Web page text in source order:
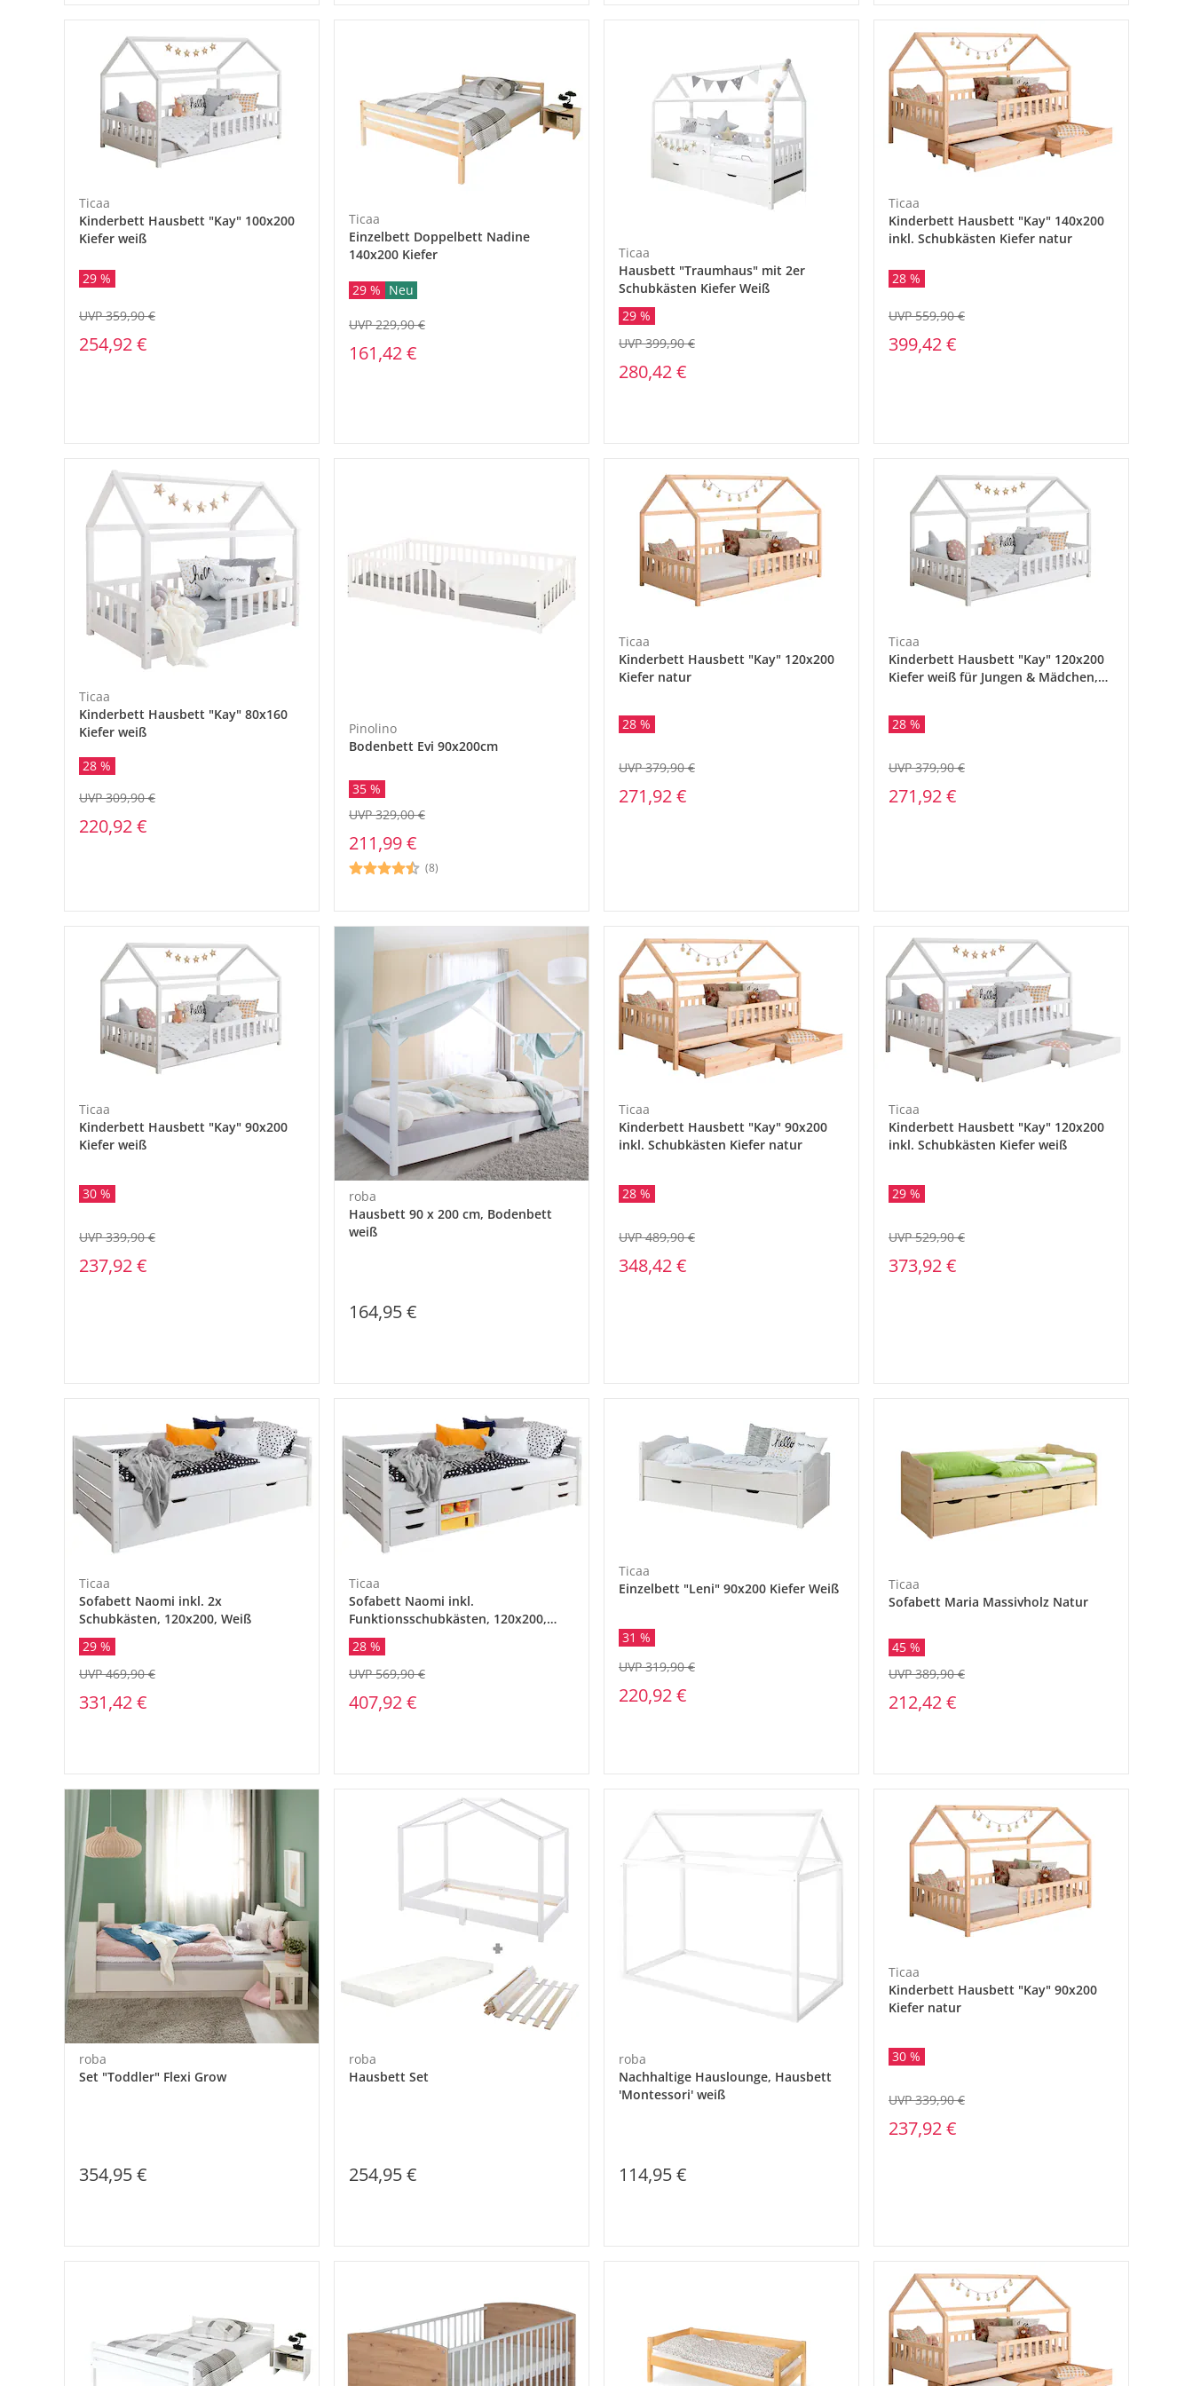
Ticaa
Kinderbett Hausbett "Kay" 100x200
Kiefer weiß
29 %
254,92 €
UVP 359,90 €
Ticaa
Einzelbett Doppelbett Nadine
140x200 Kiefer
29 % Neu
161,42 €
UVP 229,90 €
Ticaa
Hausbett "Traumhaus" mit 2er
Schubkästen Kiefer Weiß
29 %
280,42 €
UVP 399,90 €
Ticaa
Kinderbett Hausbett "Kay" 140x200
inkl. Schubkästen Kiefer natur
28 %
399,42 €
UVP 559,90 €
Ticaa
Kinderbett Hausbett "Kay" 80x160
Kiefer weiß
28 %
220,92 €
UVP 309,90 €
Pinolino
Bodenbett Evi 90x200cm
35 %
211,99 €
UVP 329,00 €
(8)
Ticaa
Kinderbett Hausbett "Kay" 120x200
Kiefer natur
28 %
271,92 €
UVP 379,90 €
Ticaa
Kinderbett Hausbett "Kay" 120x200
Kiefer weiß für Jungen & Mädchen,
variabel, Montessori Bett weiß aus
Kiefer Massivholz
28 %
271,92 €
UVP 379,90 €
Ticaa
Kinderbett Hausbett "Kay" 90x200
Kiefer weiß
30 %
237,92 €
UVP 339,90 €
roba
Hausbett 90 x 200 cm, Bodenbett
weiß
164,95 €
Ticaa
Kinderbett Hausbett "Kay" 90x200
inkl. Schubkästen Kiefer natur
28 %
348,42 €
UVP 489,90 €
Ticaa
Kinderbett Hausbett "Kay" 120x200
inkl. Schubkästen Kiefer weiß
29 %
373,92 €
UVP 529,90 €
Ticaa
Sofabett Naomi inkl. 2x
Schubkästen, 120x200, Weiß
29 %
331,42 €
UVP 469,90 €
Ticaa
Sofabett Naomi inkl.
Funktionsschubkästen, 120x200,
Weiß
28 %
407,92 €
UVP 569,90 €
Ticaa
Einzelbett "Leni" 90x200 Kiefer Weiß
31 %
220,92 €
UVP 319,90 €
Ticaa
Sofabett Maria Massivholz Natur
45 %
212,42 €
UVP 389,90 €
roba
Set "Toddler" Flexi Grow
354,95 €
roba
Hausbett Set
254,95 €
roba
Nachhaltige Hauslounge, Hausbett
'Montessori' weiß
114,95 €
Ticaa
Kinderbett Hausbett "Kay" 90x200
Kiefer natur
30 %
237,92 €
UVP 339,90 €